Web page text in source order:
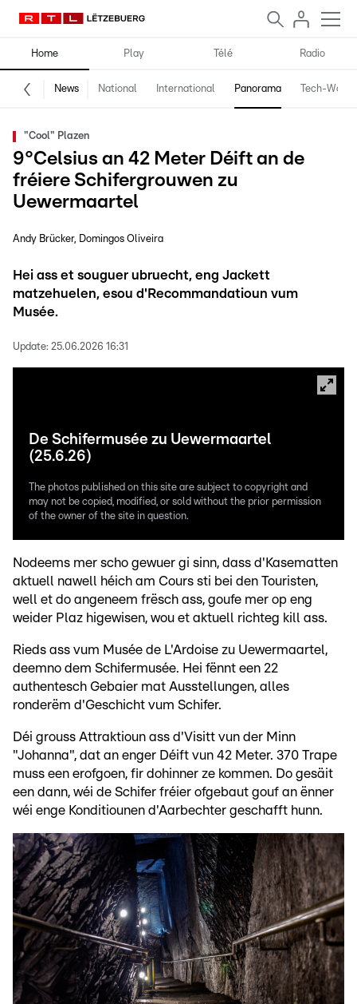
Home Play Télé Radio
News National International Panorama Tech-World
"Cool" Plazen
9°Celsius an 42 Meter Déift an de
fréiere Schifergrouwen zu
Uewermaartel
Andy Brücker Domingos Oliveira
Hei ass et souguer ubruecht, eng Jackett
matzehuelen, esou d'Recommandatioun vum
Musée.
Update: 25.06.2026 16:31
De Schifermusée zu Uewermaartel
(25.6.26)
The photos published on this site are subject to copyright and
may not be copied, modified, or sold without the prior permission
of the owner of the site in question.
Nodeems mer scho gewuer gi sinn, dass d'Kasematten
aktuell nawell héich am Cours sti bei den Touristen,
well et do angeneem frësch ass, goufe mer op eng
weider Plaz higewisen, wou et aktuell richteg kill ass.
Rieds ass vum Musée de L'Ardoise zu Uewermaartel,
deemno dem Schifermusée. Hei fënnt een 22
authentesch Gebaier mat Ausstellungen, alles
ronderëm d'Geschicht vum Schifer.
Déi grouss Attraktioun ass d'Visitt vun der Minn
"Johanna", dat an enger Déift vun 42 Meter. 370 Trape
muss een erofgoen, fir dohinner ze kommen. Do gesäit
een dann, wéi de Schifer fréier ofgebaut gouf an ënner
wéi enge Konditiounen d'Aarbechter geschafft hunn.